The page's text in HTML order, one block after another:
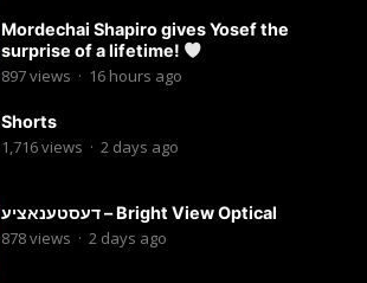
Mordechai Shapiro gives Yosef the
surprise of a lifetime!
897views · 16 hours ago
Shorts
1,716views · 2 days ago
דעסטענאציע – Bright View Optical
878views · 2 days ago